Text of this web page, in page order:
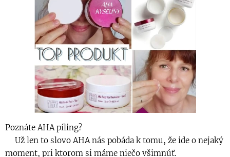
Poznáte AHA píling?
💥Už len to slovo AHA nás pobáda k tomu, že ide o nejaký
moment, pri ktorom si máme niečo všimnúť.